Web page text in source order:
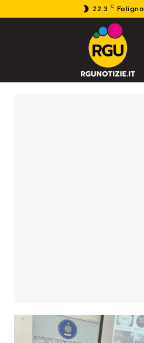
22.3 C Foligno